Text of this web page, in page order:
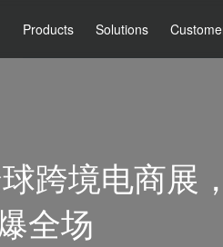
Products Solutions
跨境电商展
全场